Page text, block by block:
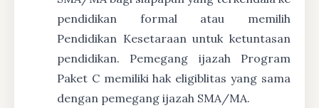
pendidikan formal atau memilih
Pendidikan Kesetaraan untuk ketuntasan
pendidikan. Pemegang ijazah Program
Paket C memiliki hak eligiblitas yang sama
dengan pemegang ijazah SMA/MA.